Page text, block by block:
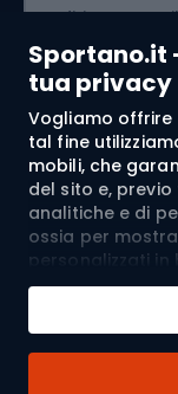
Sportano.it
tua privacy
Vogliamo offrire
tal fine
mobili, che
del sito e,
analitiche e di
ossia per
personalizzati in
l’efficacia. I
mobili possono
pubblicitarie
seconda dei
“Accetta
Indirizzo e-mail
Acquisti
Servizio clienti
Regolamento
Chi siamo